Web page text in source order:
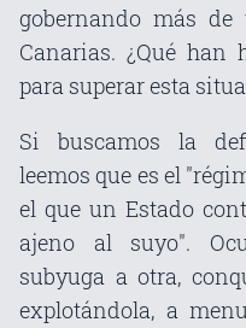
gobernando más
Canarias. ¿Qué han
para superar esta
Si buscamos la
leemos que es el
el que un Estado
ajeno al suyo".
subyuga a otra,
explotándola, a